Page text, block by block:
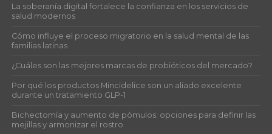
La soberanía digital fortalece la confianza en los servicios de
salud modernos
Cómo influye el proceso migratorio en la salud mental de las
familias latinas
¿Cuáles son las mejores marcas de probióticos del mercado?
Por qué los productos Mincidelice son un aliado excelente
durante un tratamiento GLP-1
Bichectomía y aumento de pómulos: opciones para definir las
mejillas y armonizar el rostro